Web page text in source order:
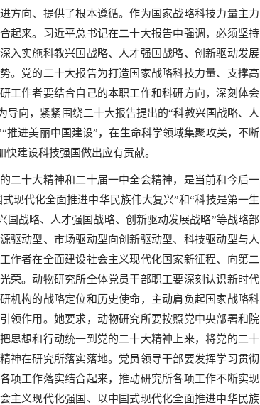
方向、提供了根本遵循。作为国家战略科技力量主力
起来。习近平总书记在二十大报告中强调，必须坚持
入实施科教兴国战略、人才强国战略、创新驱动发展
。党的二十大报告为打造国家战略科技力量、支撑高
工作者要结合自己的本职工作和科研方向，深刻体会
向，紧紧围绕二十大报告提出的“科教兴国战略、人
推进美丽中国建设”，在生命科学领域集聚攻关，不断
建设科技强国做出应有贡献。
十大精神和二十届一中全会精神，是当前和今后一
现代化全面推进中华民族伟大复兴”和“科技是第一生
国战略、人才强国战略、创新驱动发展战略”等战略部
驱动型、市场驱动型向创新驱动型、科技驱动型与人
作者在全面建设社会主义现代化国家新征程、向第二
荣。动物研究所全体党员干部职工要深刻认识新时代
机构的战略定位和历史使命，主动肩负起国家战略科
领作用。她要求，动物研究所要按照党中央部署和院
思想和行动统一到党的二十大精神上来，将党的二十
神在研究所落实落地。党员领导干部要发挥学习贯彻
项工作落实结合起来，推动研究所各项工作不断实现
主义现代化强国、以中国式现代化全面推进中华民族